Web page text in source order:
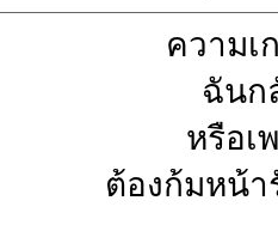
ความเ
ฉันก
หรือเ
ต้องก้มหน้า